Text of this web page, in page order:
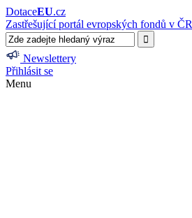
DotaceEU.cz
Zastřešující portál evropských fondů v ČR
Newslettery
Přihlásit se
Menu